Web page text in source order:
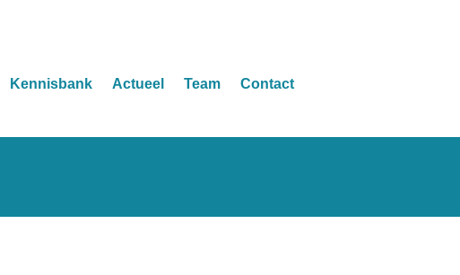
Kennisbank Actueel Team Contact